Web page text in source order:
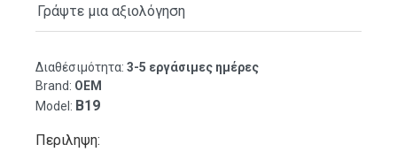
Διαθέσιμότητα: 3-5 εργάσιμες ημέρες
Brand: OEM
Model: B19
Γράψτε μια αξιολόγηση
Περιληψη: